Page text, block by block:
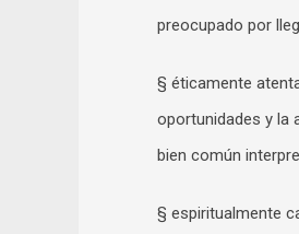
preocupado por
§ éticamente
oportunidades y la
bien común
§ espiritualmente